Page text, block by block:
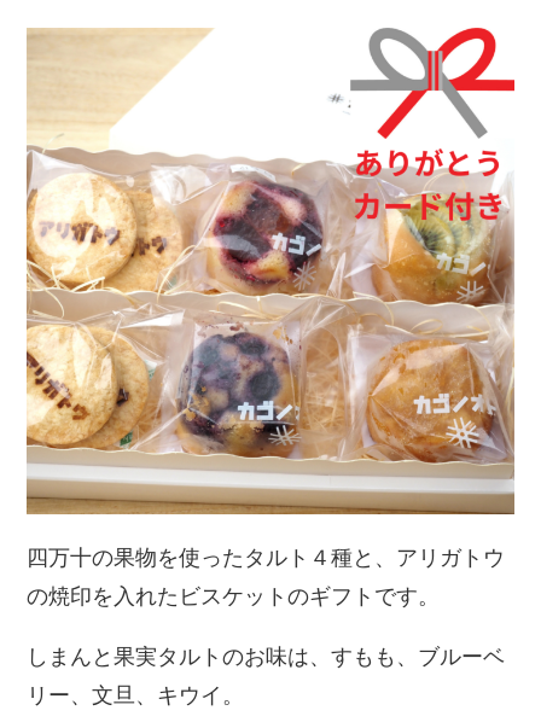
四万十の果物を使ったタルト４種と、アリガトウ
の焼印を入れたビスケットのギフトです。
しまんと果実タルトのお味は、すもも、ブルーベ
リー、文旦、キウイ。